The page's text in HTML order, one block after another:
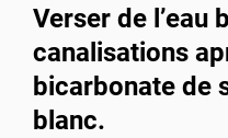
Verser de l’eau
canalisations
bicarbonate de
blanc.